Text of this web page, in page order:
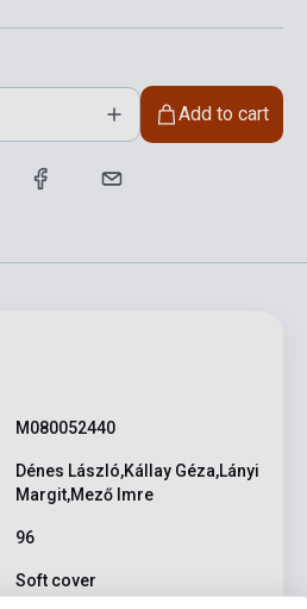
Add to cart
M080052440
Dénes László,Kállay Géza,Lányi
Margit,Mező Imre
96
Soft cover